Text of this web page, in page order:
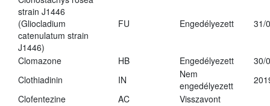
strain J1446
(Gliocladium
catenulatum strain
J1446)
FU Engedélyezett 31/
Clomazone HB Engedélyezett
30/
Clothiadinin
IN
Nem
engedélyezett
Clofentezine
AC
Visszavont